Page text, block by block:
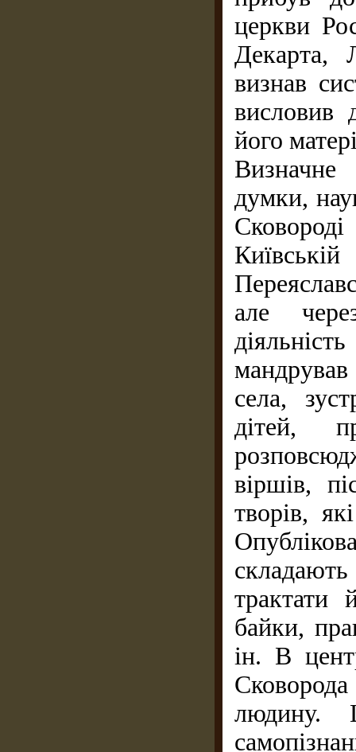
церкви
Декарта,
визнав
висловив
його
думки,
але
мандрував
села,
дітей,
віршів,
творів,
трактати
байки,
ін. В
людину.